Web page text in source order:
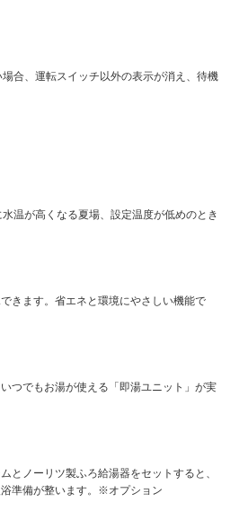
合、運転スイッチ以外の表示が消え、待機
温が高くなる夏場、設定温度が低めのとき
きます。省エネと環境にやさしい機能で
つでもお湯が使える「即湯ユニット」が実
とノーリツ製ふろ給湯器をセットすると、
準備が整います。※オプション